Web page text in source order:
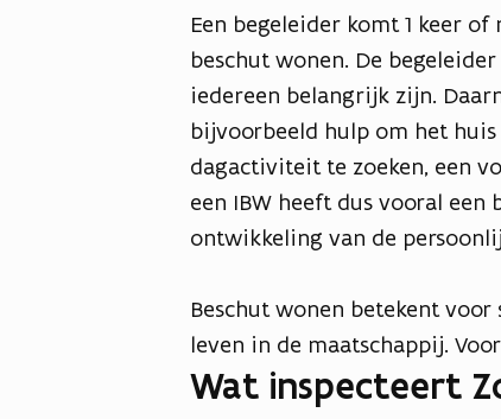
Een begeleider komt 1 keer
beschut wonen. De
iedereen belangrijk zijn.
bijvoorbeeld hulp om het
dagactiviteit te zoeken, een
een IBW heeft dus vooral
ontwikkeling van de
Beschut wonen betekent
leven in de maatschappij.
Wat inspecteert